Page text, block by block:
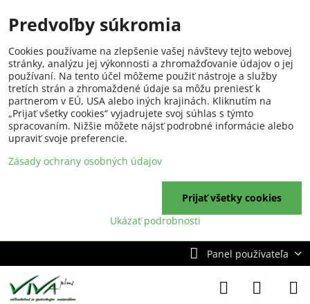
Panel používateľa
Predvoľby súkromia
Cookies používame na zlepšenie vašej návštevy tejto webovej
stránky, analýzu jej výkonnosti a zhromažďovanie údajov o jej
používaní. Na tento účel môžeme použiť nástroje a služby
tretích strán a zhromaždené údaje sa môžu preniesť k
partnerom v EÚ, USA alebo iných krajinách. Kliknutím na
„Prijať všetky cookies“ vyjadrujete svoj súhlas s týmto
spracovaním. Nižšie môžete nájsť podrobné informácie alebo
upraviť svoje preferencie.
Zásady ochrany osobných údajov
Ukázať podrobnosti
Prijať všetky cookies